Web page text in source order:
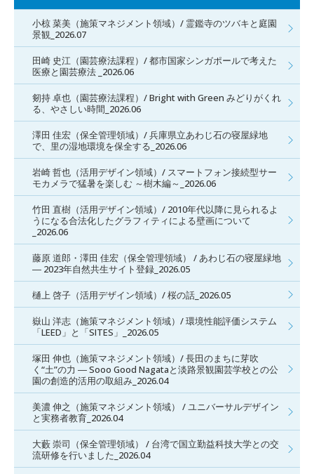
小椋 菜美（施策マネジメント領域）/ 霊鑑寺のツバキと庭園
景観_2026.07
田崎 史江（園芸療法課程）/ 都市国家シンガポールで考えた
医療と園芸療法 _2026.06
剱持 卓也（園芸療法課程）/ Bright with Green みどりがくれ
る、やさしい時間_2026.06
澤田 佳宏（保全管理領域）/ 兵庫県立あわじ石の寝屋緑地
で、里の湿地環境を保全する_2026.06
岩崎 哲也（活用デザイン領域）/ スマートフォン接続型サー
モカメラで猛暑を楽しむ ～樹木編～_2026.06
竹田 直樹（活用デザイン領域）/ 2010年代以降に見られるよ
うになる合法化したグラフィティによる壁画について
_2026.06
藤原 道郎・澤田 佳宏（保全管理領域） / あわじ石の寝屋緑地
― 2023年自然共生サイト登録_2026.05
樋上 啓子（活用デザイン領域）/ 桜の話_2026.05
嶽山 洋志（施策マネジメント領域）/ 環境性能評価システム
「LEED」と「SITES」_2026.05
塚田 伸也（施策マネジメント領域）/ 長田のまちに芽吹
く“土”の力 ― Sooo Good Nagataと淡路景観園芸学校との公
園の創造的活用の取組み_2026.04
美濃 伸之（施策マネジメント領域） / ユニバーサルデザイン
と実務者教育_2026.04
大藪 崇司（保全管理領域） / 台湾で国立勤益科技大学との交
流研修を行いました_2026.04